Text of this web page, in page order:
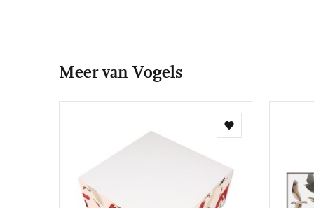
Meer van Vogels
Toevoegen